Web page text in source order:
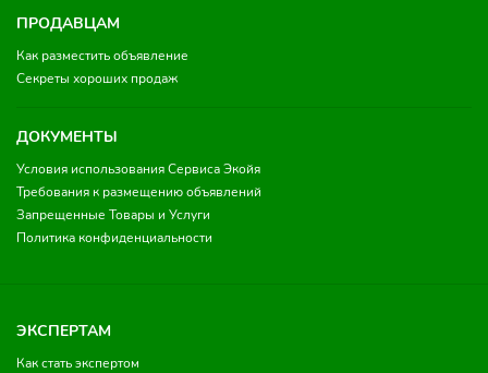
ПРОДАВЦАМ
Как разместить объявление
Секреты хороших продаж
ДОКУМЕНТЫ
Условия использования Сервиса Экойя
Требования к размещению объявлений
Запрещенные Товары и Услуги
Политика конфиденциальности
ЭКСПЕРТАМ
Как стать экспертом